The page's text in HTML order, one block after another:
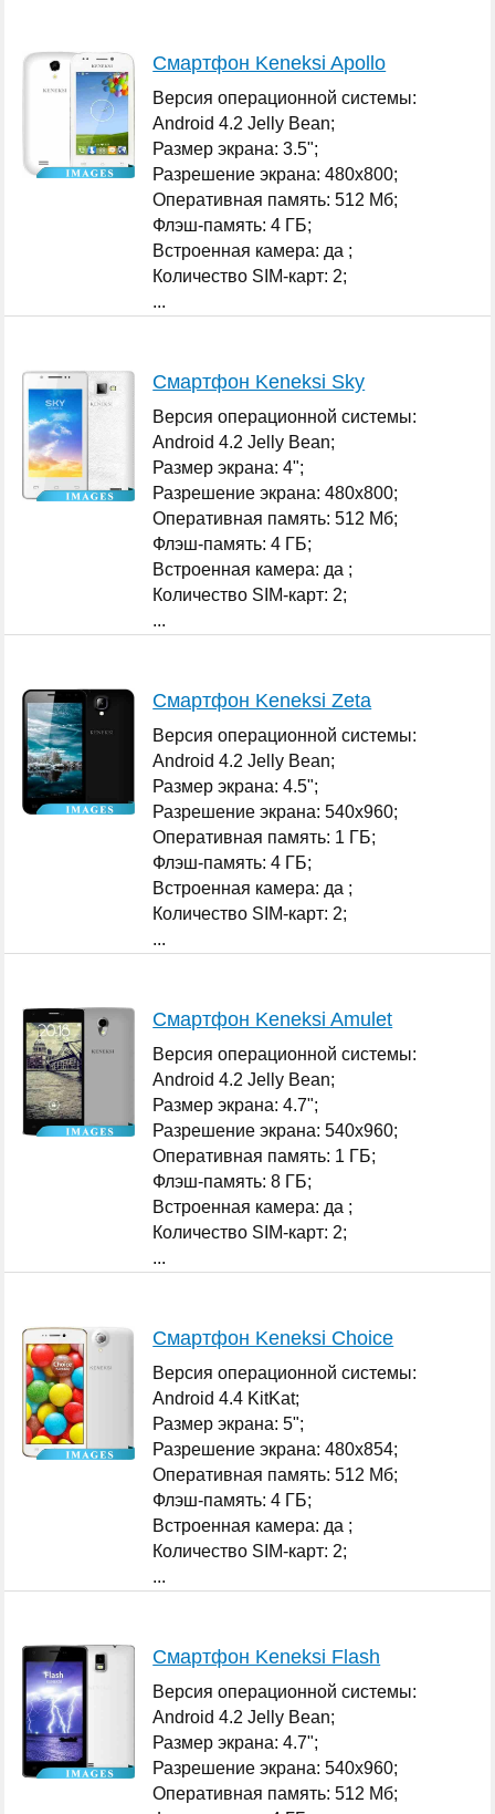
Смартфон Keneksi Apollo
Версия операционной системы:
Android 4.2 Jelly Bean;
Размер экрана: 3.5";
Разрешение экрана: 480x800;
Оперативная память: 512 Мб;
Флэш-память: 4 ГБ;
Встроенная камера: да ;
Количество SIM-карт: 2;
...
Смартфон Keneksi Sky
Версия операционной системы:
Android 4.2 Jelly Bean;
Размер экрана: 4";
Разрешение экрана: 480x800;
Оперативная память: 512 Мб;
Флэш-память: 4 ГБ;
Встроенная камера: да ;
Количество SIM-карт: 2;
...
Смартфон Keneksi Zeta
Версия операционной системы:
Android 4.2 Jelly Bean;
Размер экрана: 4.5";
Разрешение экрана: 540x960;
Оперативная память: 1 ГБ;
Флэш-память: 4 ГБ;
Встроенная камера: да ;
Количество SIM-карт: 2;
...
Смартфон Keneksi Amulet
Версия операционной системы:
Android 4.2 Jelly Bean;
Размер экрана: 4.7";
Разрешение экрана: 540x960;
Оперативная память: 1 ГБ;
Флэш-память: 8 ГБ;
Встроенная камера: да ;
Количество SIM-карт: 2;
...
Смартфон Keneksi Choice
Версия операционной системы:
Android 4.4 KitKat;
Размер экрана: 5";
Разрешение экрана: 480x854;
Оперативная память: 512 Мб;
Флэш-память: 4 ГБ;
Встроенная камера: да ;
Количество SIM-карт: 2;
...
Смартфон Keneksi Flash
Версия операционной системы:
Android 4.2 Jelly Bean;
Размер экрана: 4.7";
Разрешение экрана: 540x960;
Оперативная память: 512 Мб;